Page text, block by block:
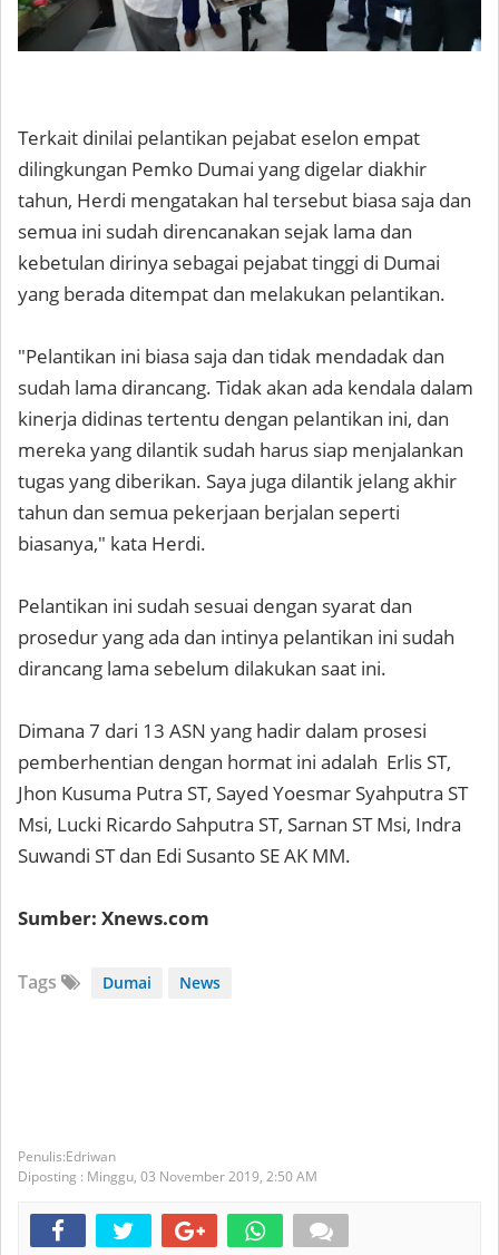
Terkait dinilai pelantikan pejabat eselon empat
dilingkungan Pemko Dumai yang digelar diakhir
tahun, Herdi mengatakan hal tersebut biasa saja dan
semua ini sudah direncanakan sejak lama dan
kebetulan dirinya sebagai pejabat tinggi di Dumai
yang berada ditempat dan melakukan pelantikan.
"Pelantikan ini biasa saja dan tidak mendadak dan
sudah lama dirancang. Tidak akan ada kendala dalam
kinerja didinas tertentu dengan pelantikan ini, dan
mereka yang dilantik sudah harus siap menjalankan
tugas yang diberikan. Saya juga dilantik jelang akhir
tahun dan semua pekerjaan berjalan seperti
biasanya," kata Herdi.
Pelantikan ini sudah sesuai dengan syarat dan
prosedur yang ada dan intinya pelantikan ini sudah
dirancang lama sebelum dilakukan saat ini.
Dimana 7 dari 13 ASN yang hadir dalam prosesi
pemberhentian dengan hormat ini adalah Erlis ST,
Jhon Kusuma Putra ST, Sayed Yoesmar Syahputra ST
Msi, Lucki Ricardo Sahputra ST, Sarnan ST Msi, Indra
Suwandi ST dan Edi Susanto SE AK MM.
Sumber: Xnews.com
Tags Dumai News
Edriwan
Diposting : Minggu, 03 November 2019, 2:50 AM